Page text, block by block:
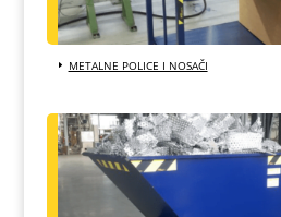
METALNE POLICE I NOSAČI